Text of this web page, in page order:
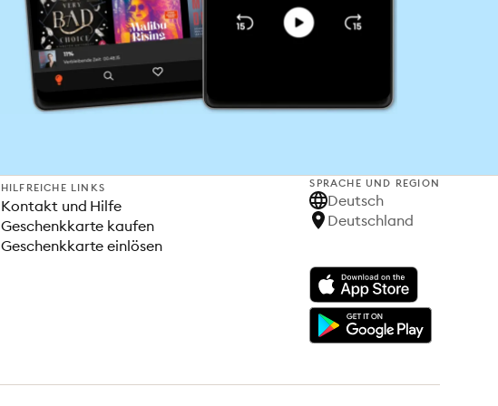
HILFREICHE LINKS
Kontakt und Hilfe
Geschenkkarte kaufen
Geschenkkarte einlösen
SPRACHE UND REGION
Deutsch
Deutschland